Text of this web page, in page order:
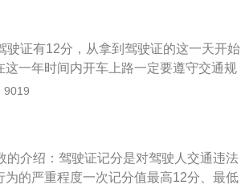
分的违法行为有：1、高速公路上违法停
载客汽车超速50%;4、驾驶准驾车型不符
12分的违法行为有：
。考试内容包括驾车理论基础、道路安
试形式为上机考试，考试时间有限制，
90分及格，题目是100道题，分为单选题
试时答错11题，系统会自动交卷结束考
理规定；道路通行条件及通行规定；道
装置知识；轮式自行机械车、有轨电
事项：科一考试时学员注意着装，不准
场，带好身份证，排队进入候考大厅。
证有12分，从拿到驾驶证的这一天开始
一年时间内开车上路一定要遵守交通规
可以向户口所在地的交警支队提交身体
本人签字；机动车驾驶证；机动车驾驶
人不能到场，需提交申请人和代理人共
份证明（原件及复印件）等。
9019
的介绍：驾驶证记分是对驾驶人交通违法
的严重程度一次记分值最高12分、最低